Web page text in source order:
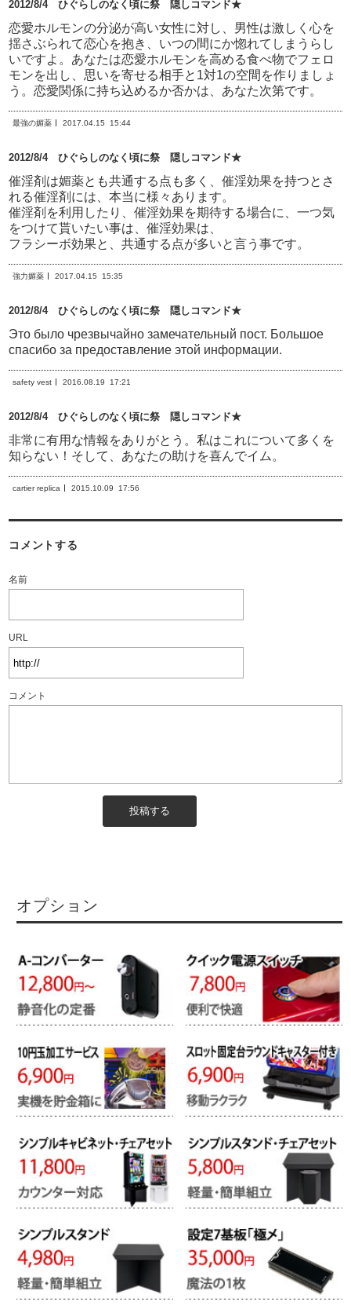
2012/8/4 ひぐらしのなく頃に祭 隠しコマンド★
恋愛ホルモンの分泌が高い女性に対し、男性は激しく心を
揺さぶられて恋心を抱き、いつの間にか惚れてしまうらし
いですよ。あなたは恋愛ホルモンを高める食べ物でフェロ
モンを出し、思いを寄せる相手と1対1の空間を作りましょ
う。恋愛関係に持ち込めるか否かは、あなた次第です。
最強の媚薬 2017.04.15 15:44
2012/8/4 ひぐらしのなく頃に祭 隠しコマンド★
催淫剤は媚薬とも共通する点も多く、催淫効果を持つとさ
れる催淫剤には、本当に様々あります。
催淫剤を利用したり、催淫効果を期待する場合に、一つ気
をつけて貰いたい事は、催淫効果は、
フラシーボ効果と、共通する点が多いと言う事です。
強力媚薬 2017.04.15 15:35
2012/8/4 ひぐらしのなく頃に祭 隠しコマンド★
Это было чрезвычайно замечательный пост. Большое
спасибо за предоставление этой информации.
safety vest 2016.08.19 17:21
2012/8/4 ひぐらしのなく頃に祭 隠しコマンド★
非常に有用な情報をありがとう。私はこれについて多くを
知らない！そして、あなたの助けを喜んでイム。
cartier replica 2015.10.09 17:56
コメントする
名前
URL
コメント
オプション